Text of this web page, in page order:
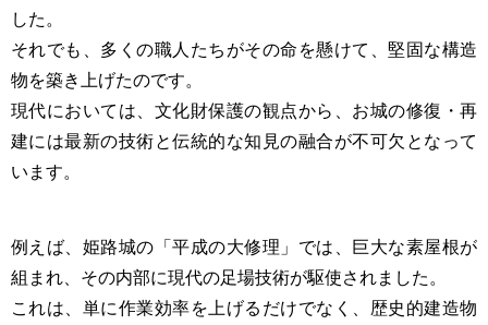
した。
それでも、多くの職人たちがその命を懸けて、堅固な構造
物を築き上げたのです。
現代においては、文化財保護の観点から、お城の修復・再
建には最新の技術と伝統的な知見の融合が不可欠となって
います。
例えば、姫路城の「平成の大修理」では、巨大な素屋根が
組まれ、その内部に現代の足場技術が駆使されました。
これは、単に作業効率を上げるだけでなく、歴史的建造物